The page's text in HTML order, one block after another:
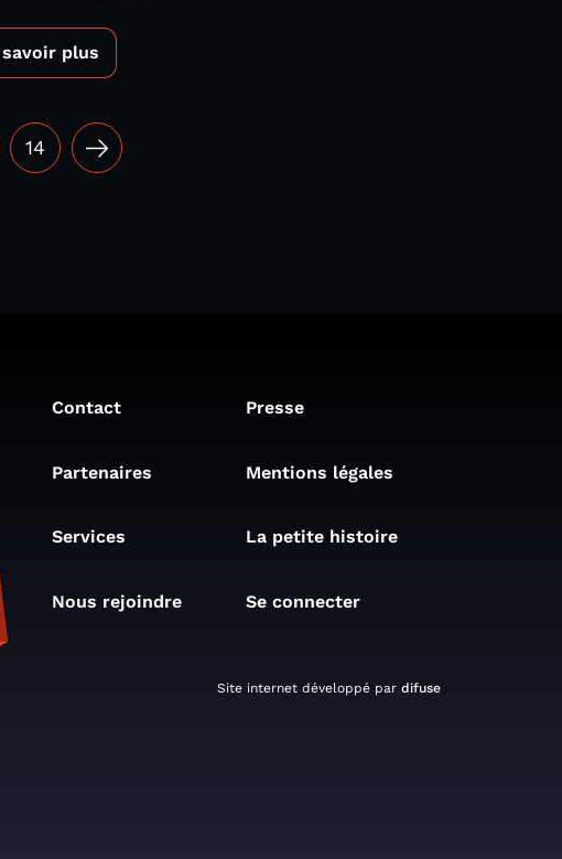
savoir plus
14
Contact Presse
Partenaires Mentions légales
Services La petite histoire
Nous rejoindre Se connecter
Site internet développé par difuse